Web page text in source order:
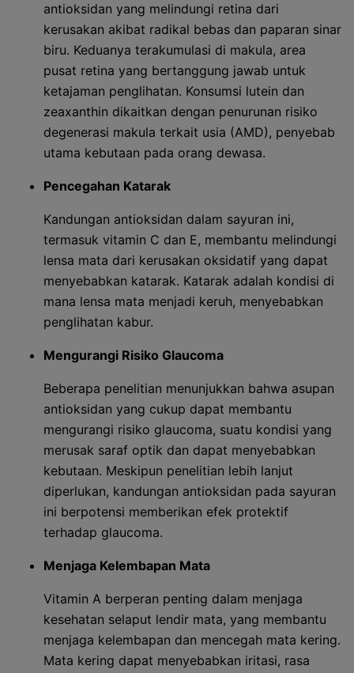
antioksidan yang melindungi retina dari
kerusakan akibat radikal bebas dan paparan sinar
biru. Keduanya terakumulasi di makula, area
pusat retina yang bertanggung jawab untuk
ketajaman penglihatan. Konsumsi lutein dan
zeaxanthin dikaitkan dengan penurunan risiko
degenerasi makula terkait usia (AMD), penyebab
utama kebutaan pada orang dewasa.
Pencegahan Katarak
Kandungan antioksidan dalam sayuran ini,
termasuk vitamin C dan E, membantu melindungi
lensa mata dari kerusakan oksidatif yang dapat
menyebabkan katarak. Katarak adalah kondisi di
mana lensa mata menjadi keruh, menyebabkan
penglihatan kabur.
Mengurangi Risiko Glaucoma
Beberapa penelitian menunjukkan bahwa asupan
antioksidan yang cukup dapat membantu
mengurangi risiko glaucoma, suatu kondisi yang
merusak saraf optik dan dapat menyebabkan
kebutaan. Meskipun penelitian lebih lanjut
diperlukan, kandungan antioksidan pada sayuran
ini berpotensi memberikan efek protektif
terhadap glaucoma.
Menjaga Kelembapan Mata
Vitamin A berperan penting dalam menjaga
kesehatan selaput lendir mata, yang membantu
menjaga kelembapan dan mencegah mata kering.
Mata kering dapat menyebabkan iritasi, rasa